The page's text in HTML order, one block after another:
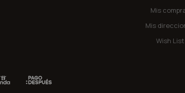
Mis
Mis
Wish List